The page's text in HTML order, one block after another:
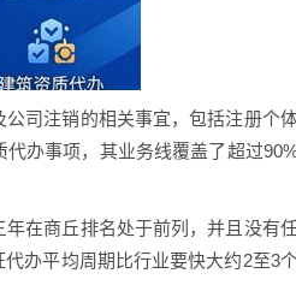
司注销的相关事宜，包括注册个
办事项，其业务线覆盖了超过
在商丘排名处于前列，并且没有
办平均周期比行业要快大约2至3